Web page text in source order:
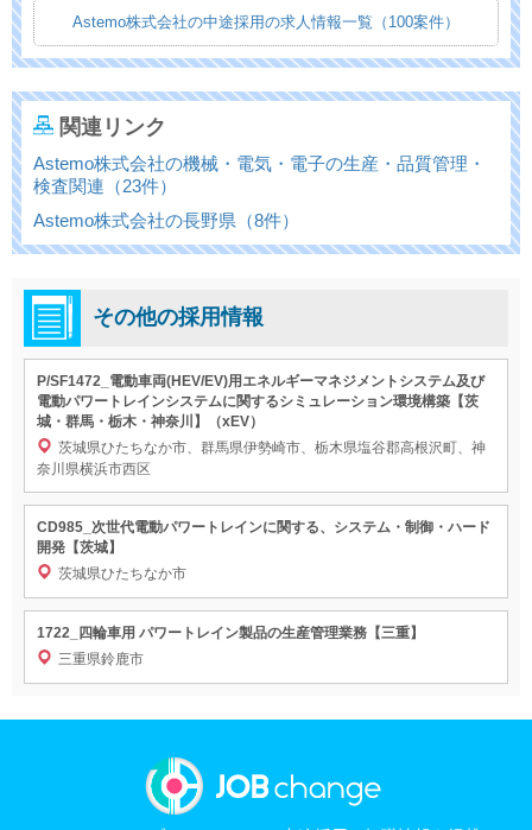
Astemo株式会社の中途採用の求人情報一覧（100案件）
関連リンク
Astemo株式会社の機械・電気・電子の生産・品質管理・
検査関連（23件）
Astemo株式会社の長野県（8件）
その他の採用情報
P/SF1472_電動車両(HEV/EV)用エネルギーマネジメントシステム及び
電動パワートレインシステムに関するシミュレーション環境構築【茨
城・群馬・栃木・神奈川】（xEV）
茨城県ひたちなか市、群馬県伊勢崎市、栃木県塩谷郡高根沢町、神
奈川県横浜市西区
CD985_次世代電動パワートレインに関する、システム・制御・ハード
開発【茨城】
茨城県ひたちなか市
1722_四輪車用 パワートレイン製品の生産管理業務【三重】
三重県鈴鹿市